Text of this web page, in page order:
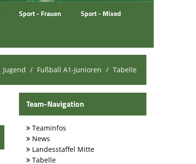
Sport - Frauen Sport - Mixed
Jugend Fußball A1-Junioren Tabelle
Team-Navigation
Teaminfos
News
Landesstaffel Mitte
Tabelle